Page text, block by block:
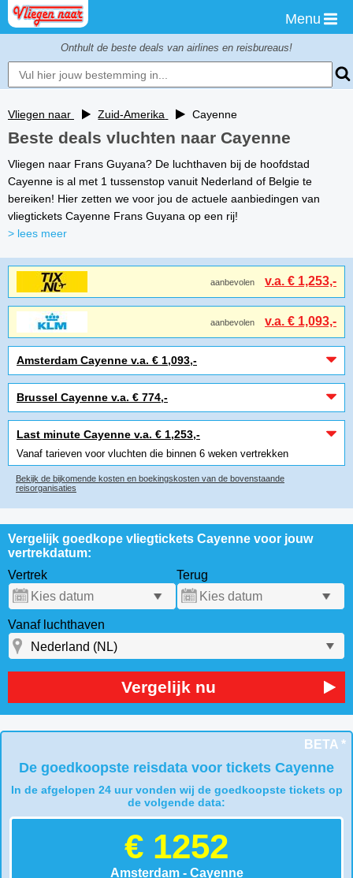
Menu
Onthult de beste deals van airlines en reisbureaus!
Vliegen naar Zuid-Amerika Cayenne
Beste deals vluchten naar Cayenne
Vliegen naar Frans Guyana? De luchthaven bij de hoofdstad
Cayenne is al met 1 tussenstop vanuit Nederland of Belgie te
bereiken! Hier zetten we voor jou de actuele aanbiedingen van
vliegtickets Cayenne Frans Guyana op een rij!
> lees meer
aanbevolen v.a. € 1,253,-
aanbevolen v.a. € 1,093,-
Amsterdam Cayenne v.a. € 1,093,-
Brussel Cayenne v.a. € 774,-
Last minute Cayenne v.a. € 1,253,-
Vanaf tarieven voor vluchten die binnen 6 weken vertrekken
Bekijk de bijkomende kosten en boekingskosten van de bovenstaande
reisorganisaties
Vergelijk goedkope vliegtickets Cayenne voor jouw
vertrekdatum:
Vertrek
Terug
Vanaf luchthaven
Vergelijk nu
BETA *
De goedkoopste reisdata voor tickets Cayenne
In de afgelopen 24 uur vonden wij de goedkoopste tickets op
de volgende data:
€ 1252
Amsterdam - Cayenne